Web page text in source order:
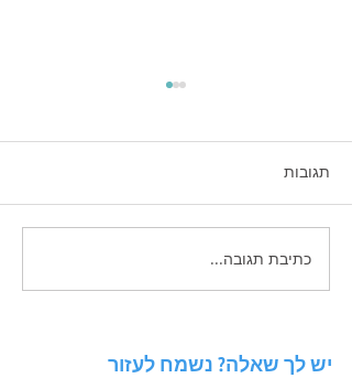
ניתוח סביבה באמצעות מודל
תגובות
כתיבת תגובה...
יש לך שאלה? נשמח לעזור